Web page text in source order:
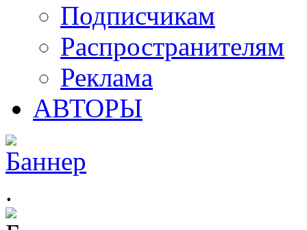
Подписчикам
Распространителям
Реклама
АВТОРЫ
.